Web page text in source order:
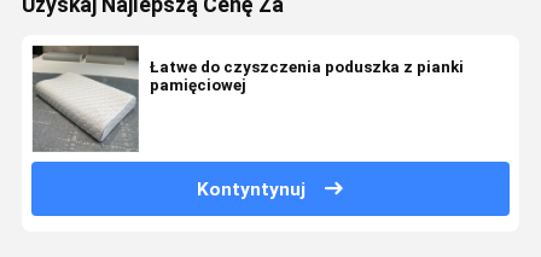
Uzyskaj Najlepszą Cenę Za
Łatwe do czyszczenia poduszka z pianki
pamięciowej
Kontyntynuj